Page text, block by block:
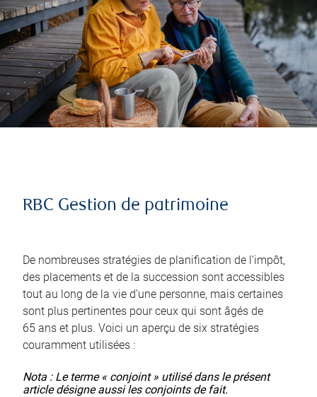
RBC Gestion de patrimoine
De nombreuses stratégies de planification de l’impôt,
des placements et de la succession sont accessibles
tout au long de la vie d’une personne, mais certaines
sont plus pertinentes pour ceux qui sont âgés de
65 ans et plus. Voici un aperçu de six stratégies
couramment utilisées :
Nota : Le terme « conjoint » utilisé dans le présent
article désigne aussi les conjoints de fait.